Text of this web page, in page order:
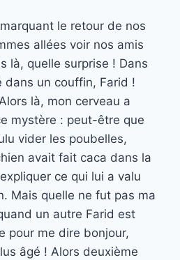
le retour de nos
allées voir nos amis
là, quelle surprise ! Dans
dans un couffin, Farid !
là, mon cerveau a
mystère : peut-être que
vider les poubelles,
avait fait caca dans la
ce qui lui a valu
Mais quelle ne fut pas ma
un autre Farid est
pour me dire bonjour,
âgé ! Alors deuxième